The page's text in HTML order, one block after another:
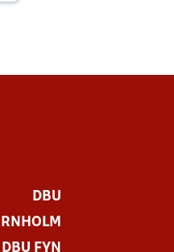
DBU
DBU FYN